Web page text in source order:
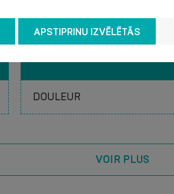
HERNIE OMBILICALE
POUR ADULTES
VOIR PLUS
APSTIPRINU IZVĒLĒTĀS